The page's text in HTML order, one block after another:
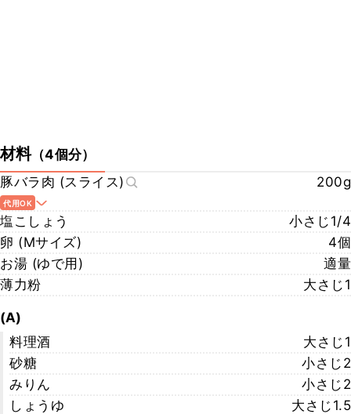
材料（4個分）
豚バラ肉 (スライス)
200g
代用OK
塩こしょう
小さじ1/4
卵 (Mサイズ)
4個
お湯 (ゆで用)
適量
薄力粉
大さじ1
(A)
料理酒
大さじ1
砂糖
小さじ2
みりん
小さじ2
しょうゆ
大さじ1.5